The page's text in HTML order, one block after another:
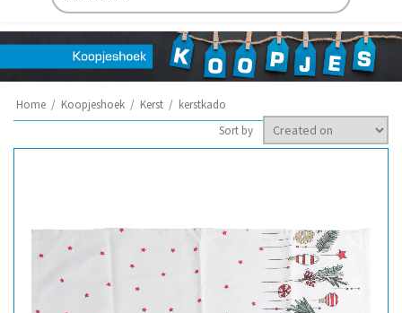
Home / Koopjeshoek / Kerst / kerstkado
Sort by